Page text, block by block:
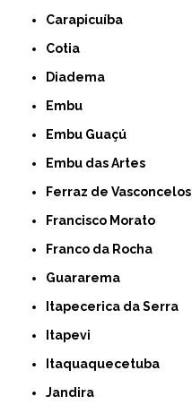
Carapicuíba
Cotia
Diadema
Embu
Embu Guaçú
Embu das Artes
Ferraz de Vasconcelos
Francisco Morato
Franco da Rocha
Guararema
Itapecerica da Serra
Itapevi
Itaquaquecetuba
Jandira